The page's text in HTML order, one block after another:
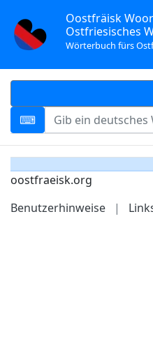
Oostfräisk
Ostfriesisches
Wörterbuch fürs
oostfraeisk.org
Benutzerhinweise
|